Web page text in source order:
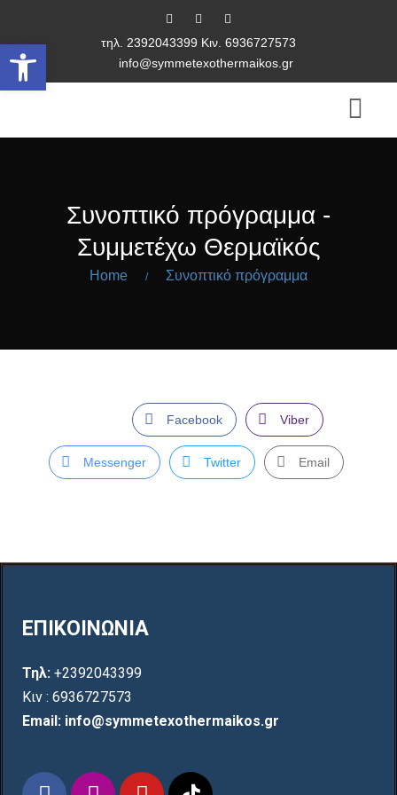
τηλ. 2392043399 Κιν. 6936727573
info@symmetexothermaikos.gr
Συνοπτικό πρόγραμμα -
Συμμετέχω Θερμαϊκός
Home / Συνοπτικό πρόγραμμα
Facebook Viber
Messenger Twitter Email
ΕΠΙΚΟΙΝΩΝΙΑ
Τηλ: +2392043399
Κιν : 6936727573
Email: info@symmetexothermaikos.gr
Ανοίξτε τη γραμμή εργαλείων